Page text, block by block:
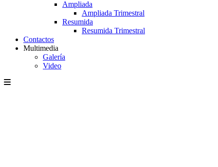
Ampliada
Ampliada Trimestral
Resumida
Resumida Trimestral
Contactos
Multimedia
Galería
Video